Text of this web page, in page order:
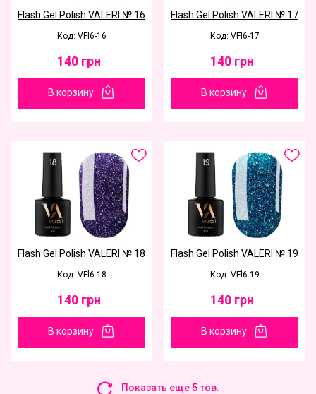
Flash Gel Polish VALERI № 16
Код: VFl6-16
140 грн
В корзину
Flash Gel Polish VALERI № 17
Код: VFl6-17
140 грн
В корзину
Flash Gel Polish VALERI № 18
Код: VFl6-18
140 грн
В корзину
Flash Gel Polish VALERI № 19
Код: VFl6-19
140 грн
В корзину
Показать еще 5 тов.